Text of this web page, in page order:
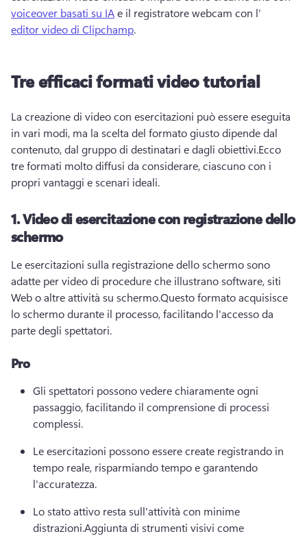
voiceover basati su IA e il registratore webcam con l’
editor video di Clipchamp.
Tre efficaci formati video tutorial
La creazione di video con esercitazioni può essere eseguita
in vari modi, ma la scelta del formato giusto dipende dal
contenuto, dal gruppo di destinatari e dagli obiettivi.Ecco
tre formati molto diffusi da considerare, ciascuno con i
propri vantaggi e scenari ideali.
1.Video di esercitazione con registrazione dello
schermo
Le esercitazioni sulla registrazione dello schermo sono
adatte per video di procedure che illustrano software, siti
Web o altre attività su schermo.Questo formato acquisisce
lo schermo durante il processo, facilitando l'accesso da
parte degli spettatori.
Pro
Gli spettatori possono vedere chiaramente ogni
passaggio, facilitando il comprensione di processi
complessi.
Le esercitazioni possono essere create registrando in
tempo reale, risparmiando tempo e garantendo
l'accuratezza.
Lo stato attivo resta sull'attività con minime
distrazioni.Aggiunta di strumenti visivi come